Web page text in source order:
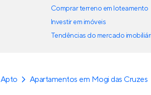
Comprar terreno em loteamento
Investir em imóveis
Tendências do mercado
Apto Apartamentos em Mogi das Cruzes